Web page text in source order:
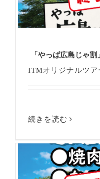
「やっぱ広島じゃ
ITMオリジナルツア
続きを読む